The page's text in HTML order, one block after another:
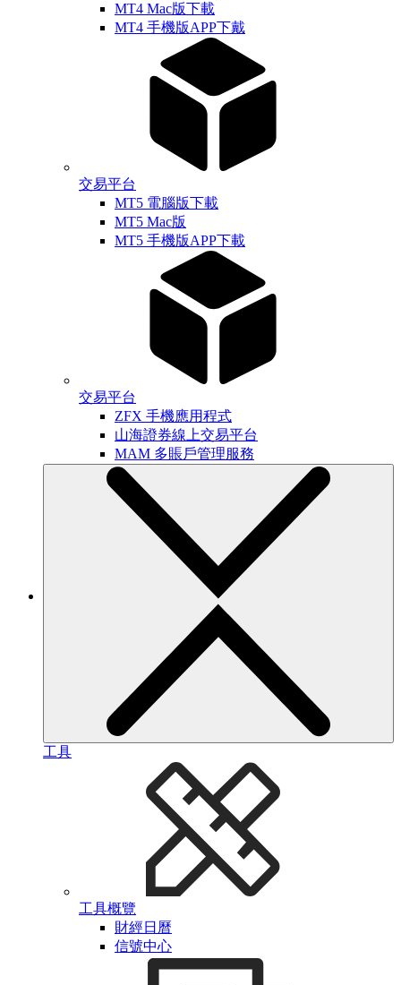
MT4 Mac版下載
MT4 手機版APP下戴
交易平台
MT5 電腦版下載
MT5 Mac版
MT5 手機版APP下載
交易平台
ZFX 手機應用程式
山海證券線上交易平台
MAM 多賬戶管理服務
工具
工具概覽
財經日曆
信號中心